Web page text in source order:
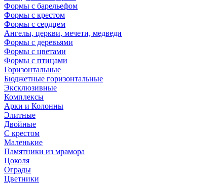
Формы с барельефом
Формы с крестом
Формы с сердцем
Ангелы, церкви, мечети, медведи
Формы с деревьями
Формы с цветами
Формы с птицами
Горизонтальные
Бюджетные горизонтальные
Эксклюзивные
Комплексы
Арки и Колонны
Элитные
Двойные
С крестом
Маленькие
Памятники из мрамора
Цоколя
Ограды
Цветники